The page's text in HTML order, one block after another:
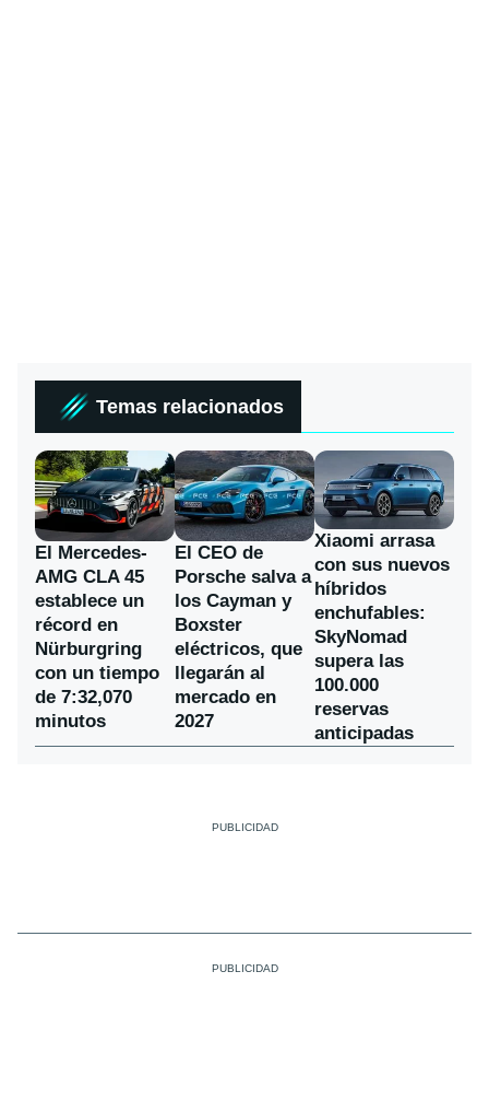
Temas relacionados
El Mercedes-
AMG CLA 45
establece un
récord en
Nürburgring
con un tiempo
de 7:32,070
minutos
El CEO de
Porsche salva a
los Cayman y
Boxster
eléctricos, que
llegarán al
mercado en
2027
Xiaomi arrasa
con sus nuevos
híbridos
enchufables:
SkyNomad
supera las
100.000
reservas
anticipadas